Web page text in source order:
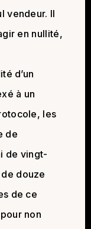
vendeur. Il
en nullité,
d’un
à un
les
de
de vingt-
douze
de ce
non